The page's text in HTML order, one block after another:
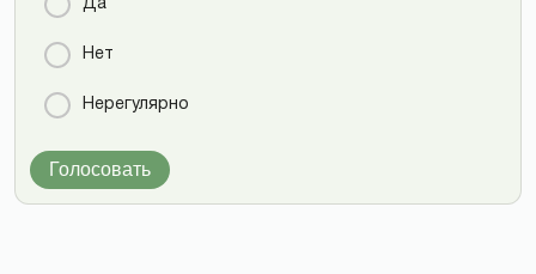
Да
Нет
Нерегулярно
Голосовать